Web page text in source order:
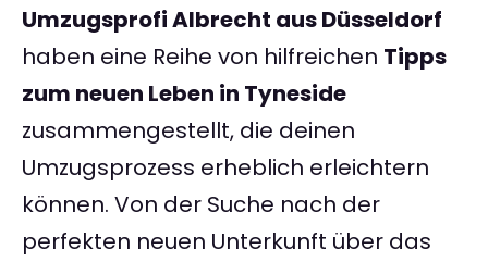
Umzugsprofi Albrecht aus Düsseldorf
haben eine Reihe von hilfreichen Tipps
zum neuen Leben in Tyneside
zusammengestellt, die deinen
Umzugsprozess erheblich erleichtern
können. Von der Suche nach der
perfekten neuen Unterkunft über das